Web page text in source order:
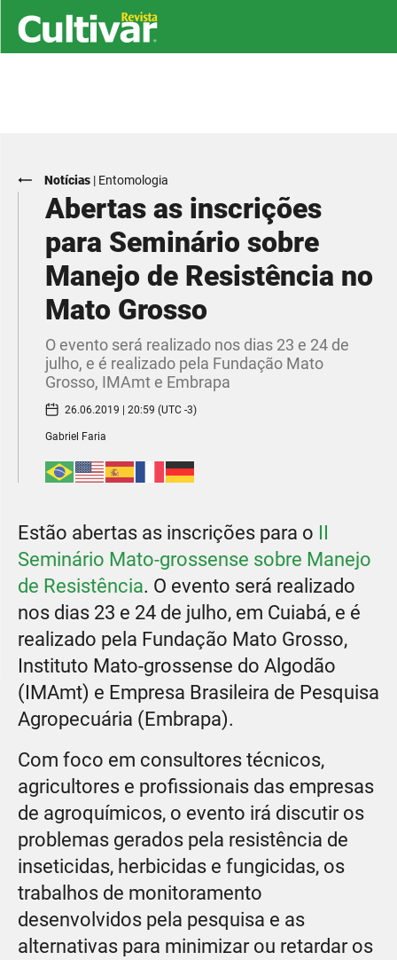
Notícias | Entomologia
Abertas as inscrições
para Seminário sobre
Manejo de Resistência no
Mato Grosso
O evento será realizado nos dias 23 e 24 de
julho, e é realizado pela Fundação Mato
Grosso, IMAmt e Embrapa
26.06.2019 | 20:59 (UTC -3)
Gabriel Faria
Estão abertas as inscrições para o II
Seminário Mato-grossense sobre Manejo
de Resistência. O evento será realizado
nos dias 23 e 24 de julho, em Cuiabá, e é
realizado pela Fundação Mato Grosso,
Instituto Mato-grossense do Algodão
(IMAmt) e Empresa Brasileira de Pesquisa
Agropecuária (Embrapa).
Com foco em consultores técnicos,
agricultores e profissionais das empresas
de agroquímicos, o evento irá discutir os
problemas gerados pela resistência de
inseticidas, herbicidas e fungicidas, os
trabalhos de monitoramento
desenvolvidos pela pesquisa e as
alternativas para minimizar ou retardar os